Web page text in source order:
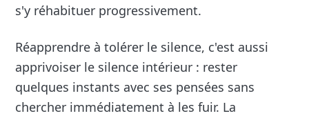
s'y réhabituer progressivement.
Réapprendre à tolérer le silence, c'est aussi
apprivoiser le silence intérieur : rester
quelques instants avec ses pensées sans
chercher immédiatement à les fuir. La